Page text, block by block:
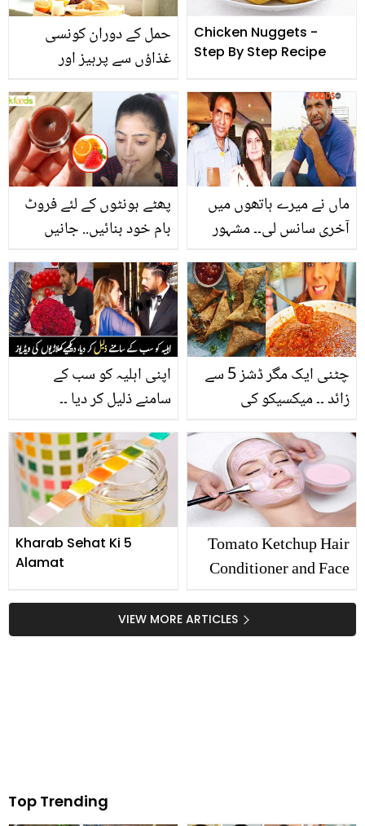
حمل کے دوران کونسی
غذاؤں سے پرہیز اور
کرنا چاہیئے؟ جانیئے وہ اہم
معلومات جو ہر ماں بننے
والی عورت کو معلوم ہونی
چاہیئے
Chicken Nuggets -
Step By Step Recipe
پھٹے ہونٹوں کے لئے فروٹ
بام خود بنائیں.. جانیں
سستا لپ بام بنانے کا طریقہ
ماں نے میرے ہاتھوں میں
آخری سانس لی۔۔ مشہور
کے تلخ حقائق
اپنی اہلیہ کو سب کے
سامنے ذلیل کر دیا ۔۔
کھلاڑیوں کا وہ فرق، جس
سے بھارتی بھی شرمندہ ہو
جاتے ہیں، دیکھیے
چٹنی ایک مگر ڈشز 5 سے
زائد ۔۔ میکسیکو کی
میں موجود اجزاء سے بنتی
ہے
Kharab Sehat Ki 5
Alamat
Tomato Ketchup Hair
Conditioner and Face
VIEW MORE ARTICLES
Top Trending